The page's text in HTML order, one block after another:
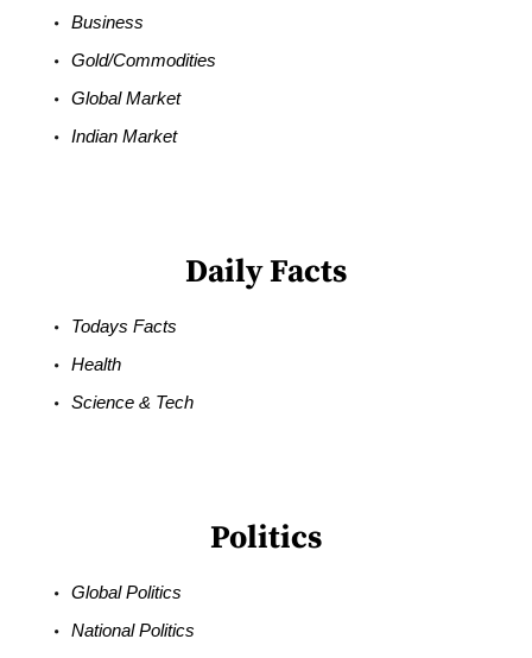
Business
Gold/Commodities
Global Market
Indian Market
Daily Facts
Todays Facts
Health
Science & Tech
Politics
Global Politics
National Politics